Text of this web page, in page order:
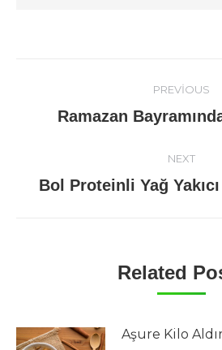
navigation
PREVIOUS
Ramazan
NEXT
Next
Bol Proteinli Yağ
Related
Aşure Kilo